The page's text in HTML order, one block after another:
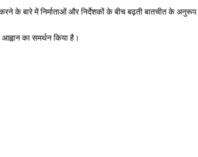
के बारे में निर्माताओं और निर्देशकों के बीच बढ़ती बातचीत के अनुरूप
का समर्थन किया है।